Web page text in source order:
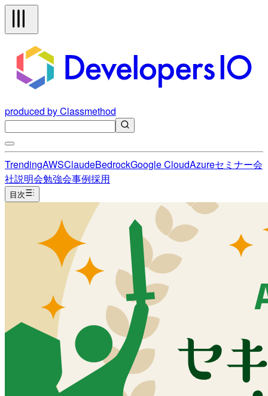
produced by Classmethod
TrendingAWSClaudeBedrockGoogle CloudAzureセミナー会
社説明会勉強会事例採用
目次